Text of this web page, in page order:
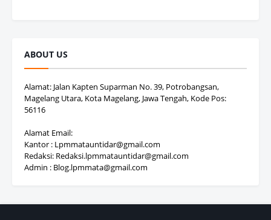
ABOUT US
Alamat: Jalan Kapten Suparman No. 39, Potrobangsan,
Magelang Utara, Kota Magelang, Jawa Tengah, Kode Pos:
56116
Alamat Email:
Kantor : Lpmmatauntidar@gmail.com
Redaksi: Redaksi.lpmmatauntidar@gmail.com
Admin : Blog.lpmmata@gmail.com